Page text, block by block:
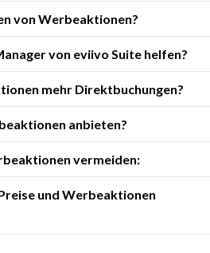
von Werbeaktionen?
von eviivo Suite helfen?
mehr Direktbuchungen?
anbieten?
vermeiden:
und Werbeaktionen